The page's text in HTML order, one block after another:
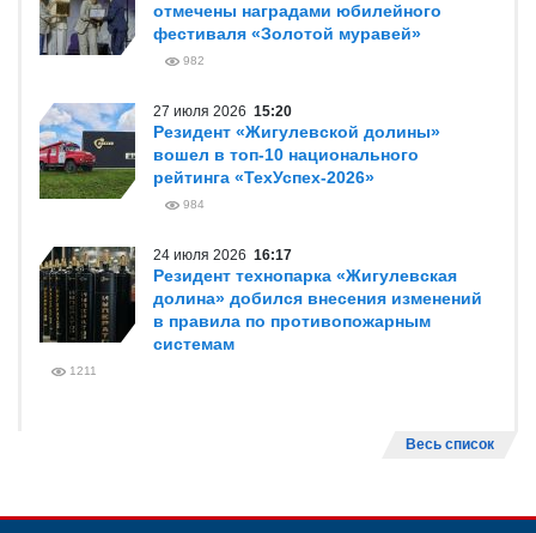
отмечены наградами юбилейного
фестиваля «Золотой муравей»
982
27 июля 2026 15:20
Резидент «Жигулевской долины»
вошел в топ-10 национального
рейтинга «ТехУспех-2026»
984
24 июля 2026 16:17
Резидент технопарка «Жигулевская
долина» добился внесения изменений
в правила по противопожарным
системам
1211
Весь список